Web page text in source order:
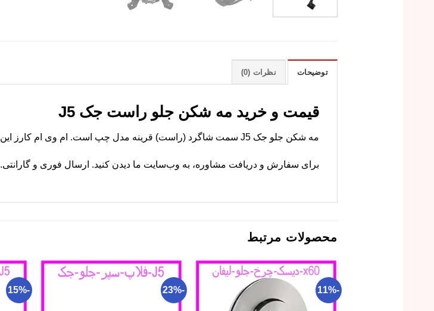
توضیحات نظرات (0)
قیمت و خرید مه شکن جلو راست جک J5
مه شکن جلو جک J5 سمت شاگرد (راست) قرینه مدل چپ است. ام وی ام کارز این قطعه را با کیفیت اصلی و گارانتی عرضه می‌کند.
برای سفارش و دریافت مشاوره، به وب‌سایت ما دیدن کنید. ارسال فوری و گارانتی.
محصولات مرتبط
-11%
-23%
-15%